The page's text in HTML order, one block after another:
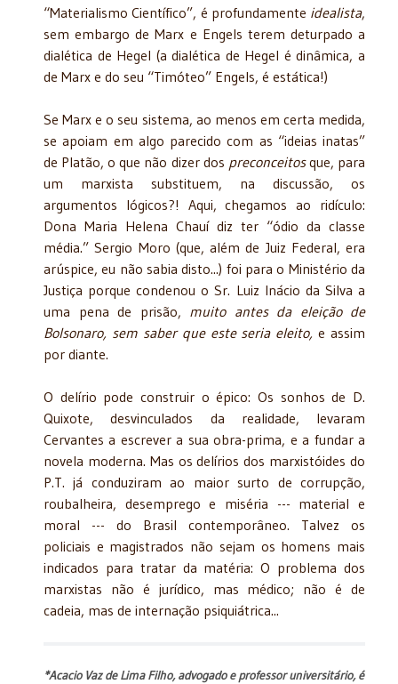
“Materialismo Científico”, é profundamente idealista,
sem embargo de Marx e Engels terem deturpado a
dialética de Hegel (a dialética de Hegel é dinâmica, a
de Marx e do seu “Timóteo” Engels, é estática!)
Se Marx e o seu sistema, ao menos em certa medida,
se apoiam em algo parecido com as “ideias inatas”
de Platão, o que não dizer dos preconceitosque, para
um marxista substituem, na discussão, os
argumentos lógicos?! Aqui, chegamos ao ridículo:
Dona Maria Helena Chauí diz ter “ódio da classe
média.” Sergio Moro (que, além de Juiz Federal, era
arúspice, eu não sabia disto...) foi para o Ministério da
Justiça porque condenou o Sr. Luiz Inácio da Silva a
uma pena de prisão, muito antes da eleição de
Bolsonaro, sem saber que este seria eleito, e assim
por diante.
O delírio pode construir o épico: Os sonhos de D.
Quixote, desvinculados da realidade, levaram
Cervantes a escrever a sua obra-prima, e a fundar a
novela moderna. Mas os delírios dos marxistóides do
P.T. já conduziram ao maior surto de corrupção,
roubalheira, desemprego e miséria --- material e
moral --- do Brasil contemporâneo. Talvez os
policiais e magistrados não sejam os homens mais
indicados para tratar da matéria: O problema dos
marxistas não é jurídico, mas médico; não é de
cadeia, mas de internação psiquiátrica...
*Acacio Vaz de Lima Filho, advogado e professor universitário, é